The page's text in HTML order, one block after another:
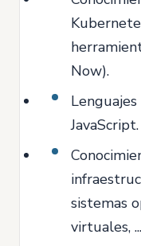
Now).
JavaScript.
sistemas
virtuales,